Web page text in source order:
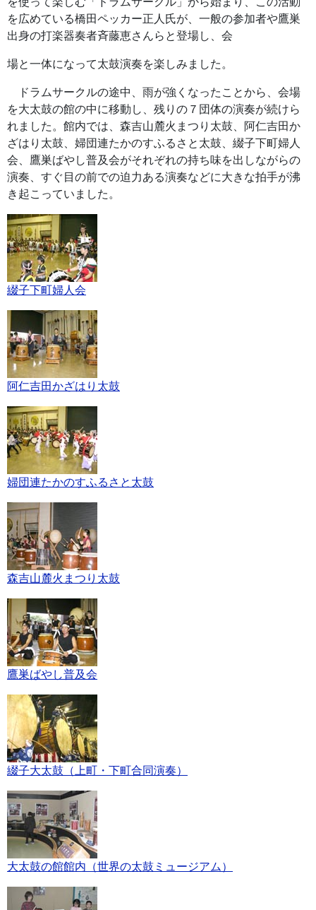
を広めている橋田ペッカー正人氏が、一般の参加者や鷹巣
出身の打楽器奏者斉藤恵さんらと登場し、会
場と一体になって太鼓演奏を楽しみました。
ドラムサークルの途中、雨が強くなったことから、会場
を大太鼓の館の中に移動し、残りの７団体の演奏が続けら
れました。館内では、森吉山麓火まつり太鼓、阿仁吉田か
ざはり太鼓、婦団連たかのすふるさと太鼓、綴子下町婦人
会、鷹巣ばやし普及会がそれぞれの持ち味を出しながらの
演奏、すぐ目の前での迫力ある演奏などに大きな拍手が沸
き起こっていました。
綴子下町婦人会
阿仁吉田かざはり太鼓
婦団連たかのすふるさと太鼓
森吉山麓火まつり太鼓
鷹巣ばやし普及会
綴子大太鼓（上町・下町合同演奏）
大太鼓の館館内（世界の太鼓ミュージアム）